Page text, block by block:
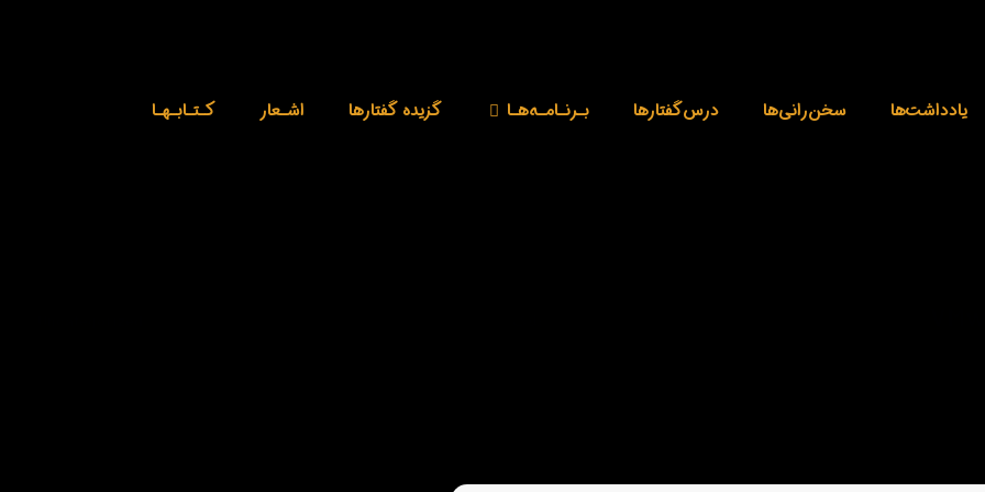
یادداشت‌ها ‌سخن‌رانی‌ها درس‌گفتارها بـرنـامـه‌هـا گزیده گفتارها اشـعار کـتـابـهـا